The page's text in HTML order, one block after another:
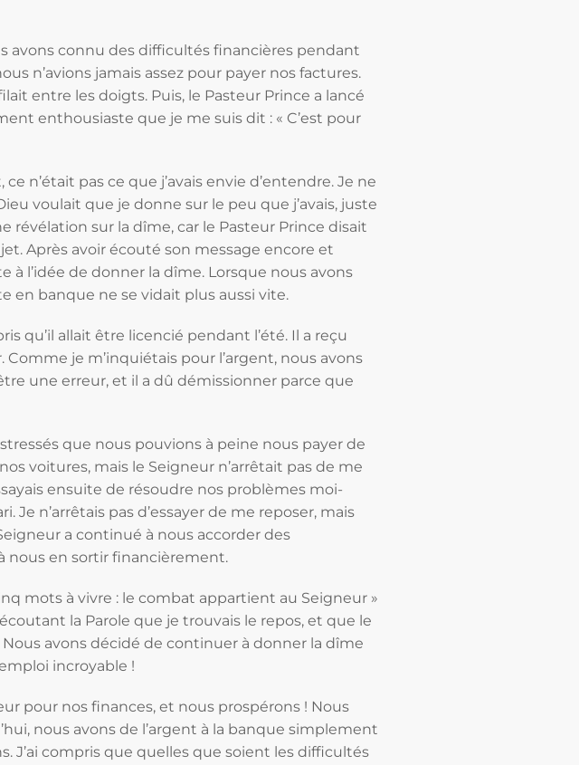
avons connu des difficultés financières pendant
n’avions jamais assez pour payer nos factures.
entre les doigts. Puis, le Pasteur Prince a lancé
enthousiaste que je me suis dit : « C’est pour
n’était pas ce que j’avais envie d’entendre. Je ne
voulait que je donne sur le peu que j’avais, juste
révélation sur la dîme, car le Pasteur Prince disait
Après avoir écouté son message encore et
à l’idée de donner la dîme. Lorsque nous avons
en banque ne se vidait plus aussi vite.
qu’il allait être licencié pendant l’été. Il a reçu
Comme je m’inquiétais pour l’argent, nous avons
une erreur, et il a dû démissionner parce que
que nous pouvions à peine nous payer de
voitures, mais le Seigneur n’arrêtait pas de me
ensuite de résoudre nos problèmes moi-
n’arrêtais pas d’essayer de me reposer, mais
a continué à nous accorder des
nous en sortir financièrement.
mots à vivre : le combat appartient au Seigneur »
la Parole que je trouvais le repos, et que le
avons décidé de continuer à donner la dîme
incroyable !
pour nos finances, et nous prospérons ! Nous
nous avons de l’argent à la banque simplement
J’ai compris que quelles que soient les difficultés